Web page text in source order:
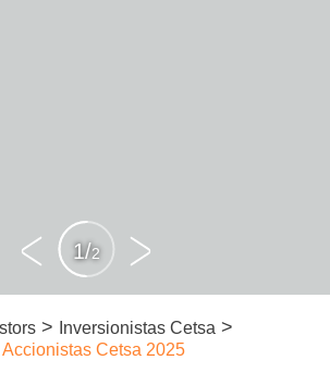
1/2
> Inversionistas Cetsa >
Cetsa 2025